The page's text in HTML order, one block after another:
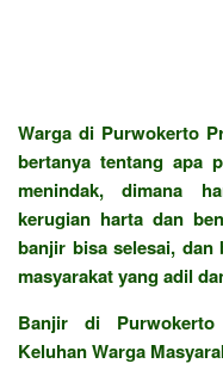
Warga di Purwokerto
bertanya tentang apa
menindak, dimana
kerugian harta dan
banjir bisa selesai, dan
masyarakat yang adil
Banjir di
Keluhan Warga